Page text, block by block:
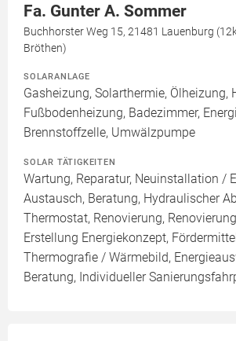
Fa. Gunter A. Sommer
Buchhorster Weg 15, 21481 Lauenburg
Bröthen)
SOLARANLAGE
Gasheizung, Solarthermie, Ölheizung,
Fußbodenheizung, Badezimmer,
Brennstoffzelle, Umwälzpumpe
SOLAR TÄTIGKEITEN
Wartung, Reparatur, Neuinstallation /
Austausch, Beratung, Hydraulischer
Thermostat, Renovierung,
Erstellung Energiekonzept,
Thermografie / Wärmebild,
Beratung, Individueller